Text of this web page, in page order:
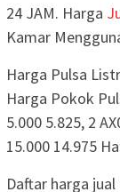
24 JAM. Harga
Kamar
Harga Pulsa
Harga Pokok
5.000 5.825, 2
15.000 14.975
Daftar harga